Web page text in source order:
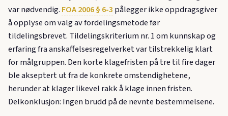
var nødvendig. FOA 2006 § 6-3 pålegger ikke oppdragsgiver
å opplyse om valg av fordelingsmetode før
tildelingsbrevet. Tildelingskriterium nr. 1 om kunnskap og
erfaring fra anskaffelsesregelverket var tilstrekkelig klart
for målgruppen. Den korte klagefristen på tre til fire dager
ble akseptert ut fra de konkrete omstendighetene,
herunder at klager likevel rakk å klage innen fristen.
Delkonklusjon: Ingen brudd på de nevnte bestemmelsene.